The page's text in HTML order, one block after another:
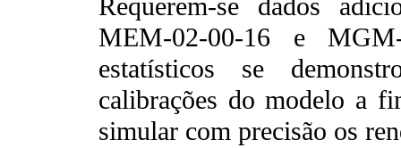
Requerem-se dados
MEM-02-00-16 e
estatísticos se
calibrações do modelo a
simular com precisão os